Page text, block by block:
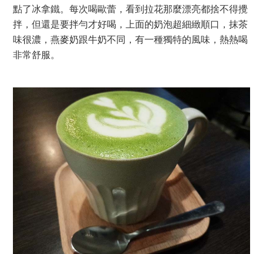
點了冰拿鐵。每次喝歐蕾，看到拉花那麼漂亮都捨不得攪
拌，但還是要拌勻才好喝，上面的奶泡超細緻順口，抹茶
味很濃，燕麥奶跟牛奶不同，有一種獨特的風味，熱熱喝
非常舒服。